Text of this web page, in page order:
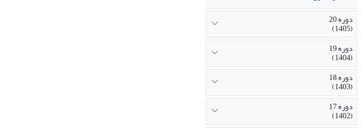
دوره 20
(1405)
دوره 19
(1404)
دوره 18
(1403)
دوره 17
(1402)